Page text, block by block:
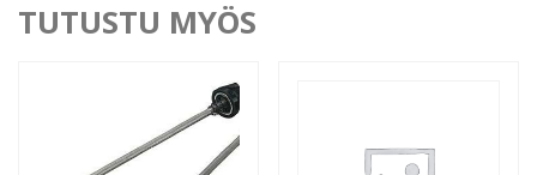
TUTUSTU MYÖS